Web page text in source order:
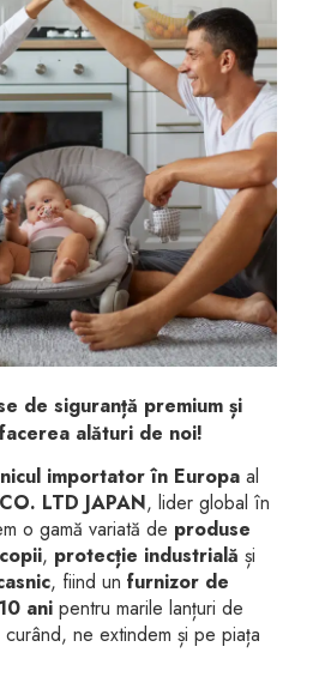
și
grup
de siguranță premium și
alături de noi!
importator în Europa al
LTD JAPAN, lider global în
o gamă variată de produse
, protecție industrială și
, fiind un furnizor de
ani pentru marile lanțuri de
ne extindem și pe piața